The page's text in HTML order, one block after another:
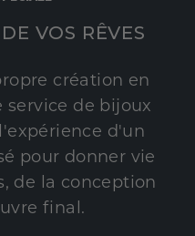
VOS RÊVES
création en
service de bijoux
d'un
pour donner vie
de la conception
final.